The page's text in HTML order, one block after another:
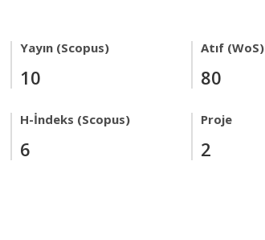
Yayın (Scopus)
10
Atıf (WoS)
80
H-İndeks (Scopus)
6
Proje
2